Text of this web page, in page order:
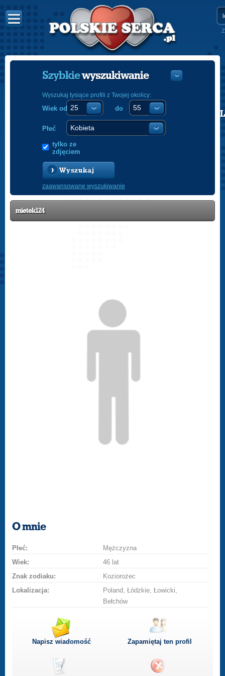
POLISH
Szybkiewyszukiwanie
Wyszukaj tysiące profili z Twojej okolicy:
Wiek od do
Płeć
tylko ze
zdjęciem
Wyszukaj
zaawansowane wyszukiwanie
mietek124
O mnie
Płeć:
Mężczyzna
Wiek:
46 lat
Znak zodiaku:
Koziorożec
Lokalizacja:
Poland, Łódzkie, Łowicki,
Bełchów
Napisz wiadomość Zapamiętaj ten profil